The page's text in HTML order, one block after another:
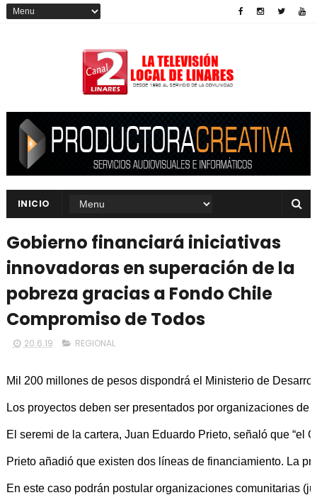
INICIO
Gobierno financiará iniciativas
innovadoras en superación de la
pobreza gracias a Fondo Chile
Compromiso de Todos
20.6.19 REGIONAL
Mil 200 millones de pesos dispondrá el Ministerio de
Los proyectos deben ser presentados por organizaciones
El seremi de la cartera, Juan Eduardo Prieto, señaló que
Prieto añadió que existen dos líneas de financiamiento. La
En este caso podrán postular organizaciones comunitarias